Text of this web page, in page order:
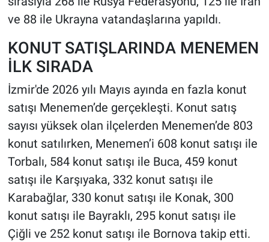
ve 88 ile Ukrayna vatandaşlarına yapıldı.
KONUT SATIŞLARINDA MENEMEN
İLK SIRADA
İzmir'de 2026 yılı Mayıs ayında en fazla konut
satışı Menemen’de gerçekleşti. Konut satış
sayısı yüksek olan ilçelerden Menemen’de 803
konut satılırken, Menemen’i 608 konut satışı ile
Torbalı, 584 konut satışı ile Buca, 459 konut
satışı ile Karşıyaka, 332 konut satışı ile
Karabağlar, 330 konut satışı ile Konak, 300
konut satışı ile Bayraklı, 295 konut satışı ile
Çiğli ve 252 konut satışı ile Bornova takip etti.